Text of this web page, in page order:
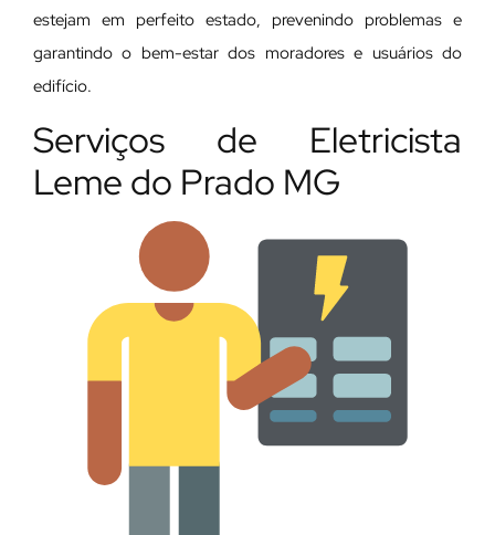
estejam em perfeito estado, prevenindo problemas e
garantindo o bem-estar dos moradores e usuários do
edifício.
Serviços de Eletricista
Leme do Prado MG